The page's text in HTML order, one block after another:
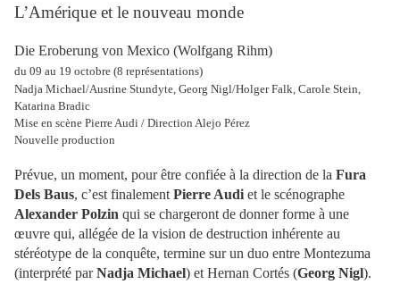
L’Amérique et le nouveau monde
Die Eroberung von Mexico (Wolfgang Rihm)
du 09 au 19 octobre (8 représentations)
Nadja Michael/Ausrine Stundyte, Georg Nigl/Holger Falk, Carole Stein,
Katarina Bradic
Mise en scène Pierre Audi / Direction Alejo Pérez
Nouvelle production
Prévue, un moment, pour être confiée à la direction de la Fura
Dels Baus, c’est finalement Pierre Audi et le scénographe
Alexander Polzin qui se chargeront de donner forme à une
œuvre qui, allégée de la vision de destruction inhérente au
stéréotype de la conquête, termine sur un duo entre Montezuma
(interprété parNadja Michael) et Hernan Cortés (Georg Nigl).